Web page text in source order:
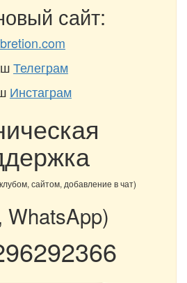
сайт:
Телеграм
Инстаграм
сайтом, добавление в чат)
WhatsApp)